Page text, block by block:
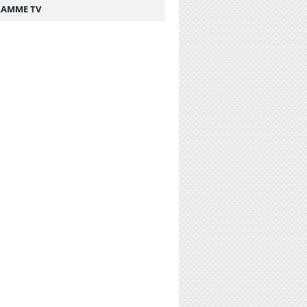
TV